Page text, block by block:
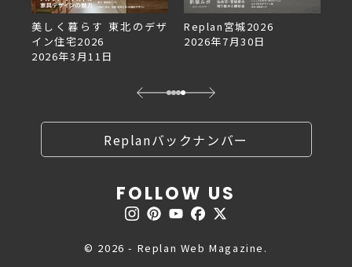
美しく暮らす 東北のデザ
イン住宅2026
2026年3月11日
Replan宮城2026
2026年7月30日
Replanバックナンバー
FOLLOW US
© 2026 - Replan Web Magazine.